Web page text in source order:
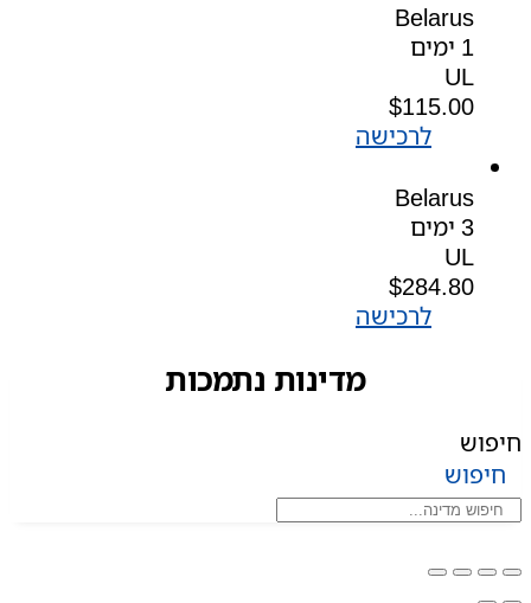
Belarus
1 ימים
UL
$115.00
לרכישה
Belarus
3 ימים
UL
$284.80
לרכישה
מדינות נתמכות
חיפוש
חיפוש